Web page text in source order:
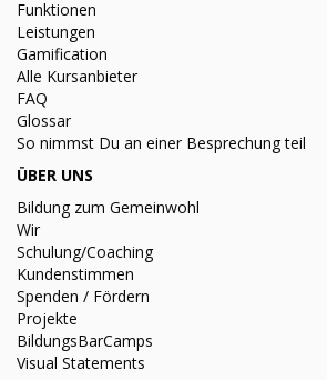
Funktionen
Leistungen
Gamification
Alle Kursanbieter
FAQ
Glossar
So nimmst Du an einer Besprechung teil
ÜBER UNS
Bildung zum Gemeinwohl
Wir
Schulung/Coaching
Kundenstimmen
Spenden / Fördern
Projekte
BildungsBarCamps
Visual Statements